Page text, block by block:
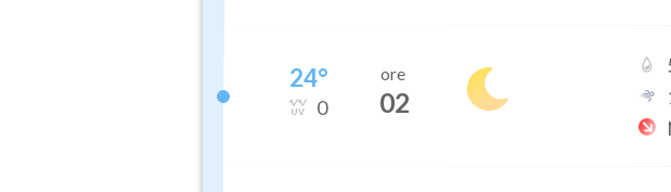
24°
0
ore
02